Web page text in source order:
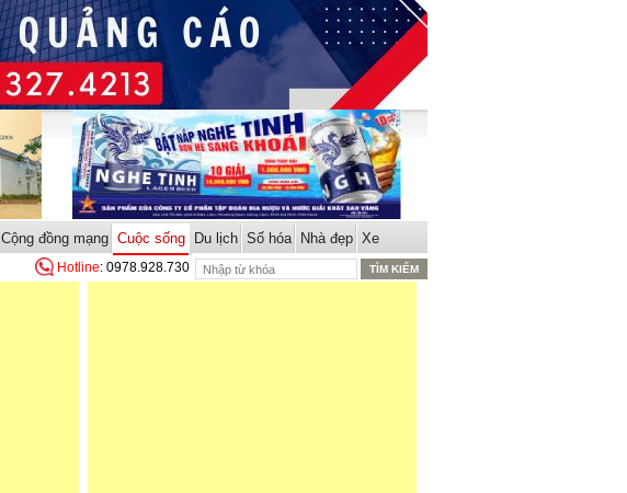
Cộng đồng mạng Cuộc sống Du lịch Số hóa Nhà đẹp Xe
Hotline: 0978.928.730